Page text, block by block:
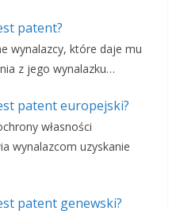
patent?
wynalazcy, które daje mu
z jego wynalazku…
patent europejski?
własności
wynalazcom uzyskanie
patent genewski?